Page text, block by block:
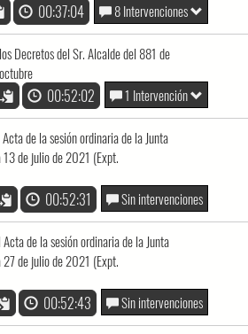
00:37:04 8 Intervenciones
Decretos del Sr. Alcalde del 881 de
00:52:02 1 Intervención
de la sesión ordinaria de la Junta
de julio de 2021 (Expt.
00:52:31 Sin intervenciones
de la sesión ordinaria de la Junta
de julio de 2021 (Expt.
00:52:43 Sin intervenciones